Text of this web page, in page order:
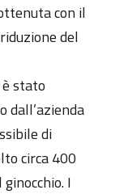
con il
del
stato
dall’azienda
di
circa 400
I